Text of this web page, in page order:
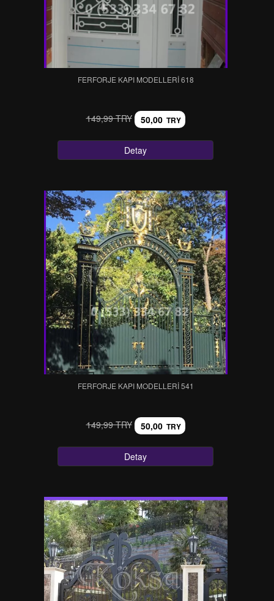
FERFORJE KAPI MODELLERI 618
149,99 TRY 50,00 TRY
Detay
FERFORJE KAPI MODELLERI 541
149,99 TRY 50,00 TRY
Detay